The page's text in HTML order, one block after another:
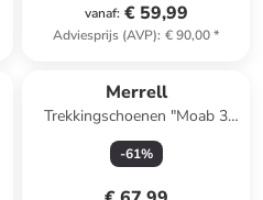
vanaf: € 59,99
Adviesprijs (AVP): € 90,00*
Merrell
Trekkingschoenen "Moab 3
Syn Mid GTX" beige
-61%